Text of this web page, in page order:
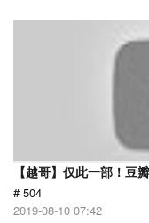
【越哥】仅此一部！豆
# 504
2019-08-10 07:42